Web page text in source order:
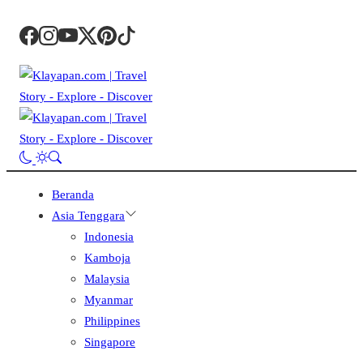
Beranda
Asia Tenggara
Indonesia
Kamboja
Malaysia
Myanmar
Philippines
Singapore